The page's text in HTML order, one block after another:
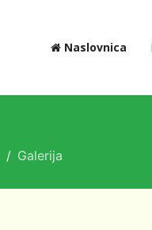
Naslovnica
Galerija